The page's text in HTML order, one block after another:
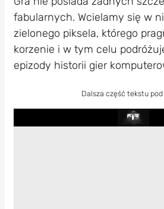
fabularnych. Wcielamy się w
zielonego piksela, którego
korzenie i w tym celu
epizody historii gier
Dalsza część tekstu
Play